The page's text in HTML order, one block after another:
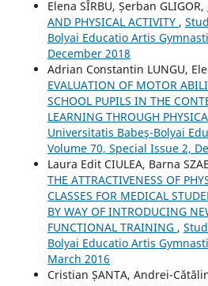
Elena SÎRBU, Șerban GLIGOR,
AND PHYSICAL ACTIVITY ,
Bolyai Educatio Artis
December 2018
Adrian Constantin LUNGU,
EVALUATION OF MOTOR
SCHOOL PUPILS IN THE
LEARNING THROUGH
Universitatis Babeş-Bolyai
Volume 70, Special Issue 2,
Laura Edit CIULEA, Barna
THE ATTRACTIVENESS OF
CLASSES FOR MEDICAL
BY WAY OF INTRODUCING
FUNCTIONAL TRAINING ,
Bolyai Educatio Artis
March 2016
Cristian ȘANTA, Andrei-